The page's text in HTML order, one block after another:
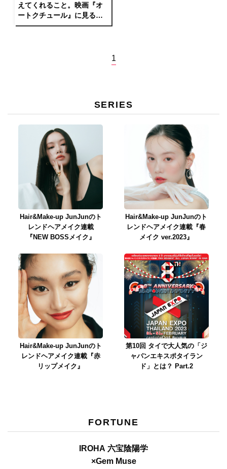
えてくれること。映画『オ
ートクチュール』に見る
「伝承」の意味
1
SERIES
Hair&Make-up JunJunのト
レンドヘアメイク連載
『NEW BOSSメイク』
Hair&Make-up JunJunのト
レンドヘアメイク連載『春
メイク ver.2023』
Hair&Make-up JunJunのト
レンドヘアメイク連載『赤
リップメイク』
第10回 タイで大人気の「ジ
ャパンエキスポタイラン
ド」とは？ Part.2
FORTUNE
IROHA 六宝陰陽学
×Gem Muse